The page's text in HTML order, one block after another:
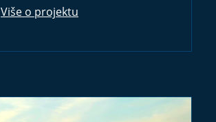
Više o projektu